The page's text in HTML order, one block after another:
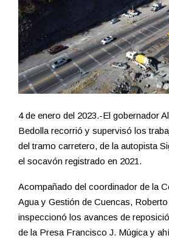
4 de enero del 2023.-El gobernador
Bedolla recorrió y supervisó los
del tramo carretero, de la autopista
el socavón registrado en 2021.
Acompañado del coordinador de la
Agua y Gestión de Cuencas,
inspeccionó los avances de
de la Presa Francisco J. Múgica y